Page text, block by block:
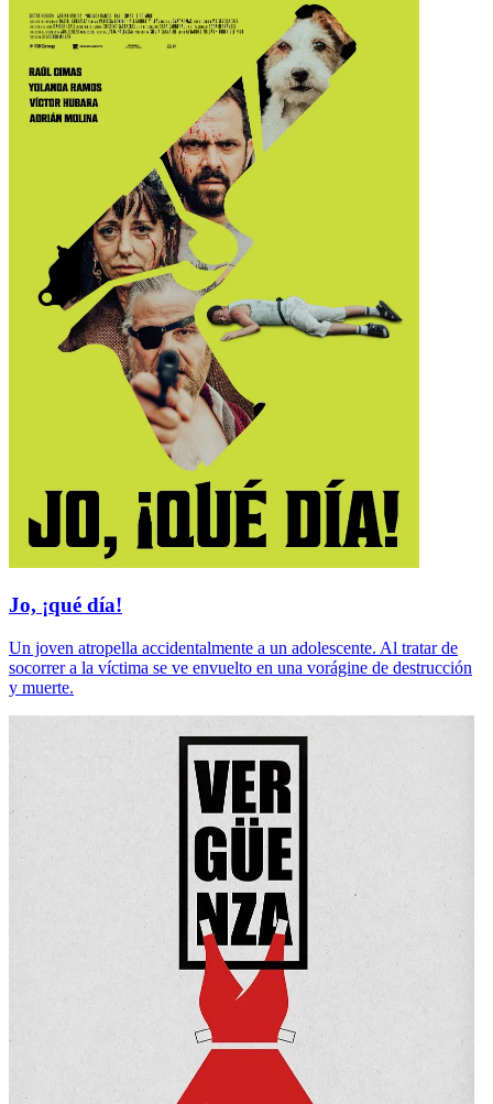
Jo, ¡qué día!
Un joven atropella accidentalmente a un adolescente. Al tratar de
socorrer a la víctima se ve envuelto en una vorágine de destrucción
y muerte.